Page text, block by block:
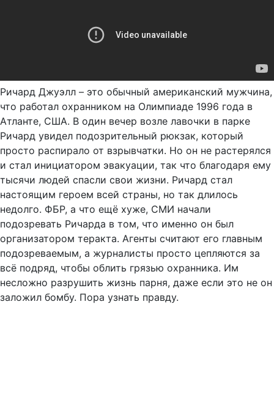
Ричард Джуэлл – это обычный американский мужчина,
что работал охранником на Олимпиаде 1996 года в
Атланте, США. В один вечер возле лавочки в парке
Ричард увидел подозрительный рюкзак, который
просто распирало от взрывчатки. Но он не растерялся
и стал инициатором эвакуации, так что благодаря ему
тысячи людей спасли свои жизни. Ричард стал
настоящим героем всей страны, но так длилось
недолго. ФБР, а что ещё хуже, СМИ начали
подозревать Ричарда в том, что именно он был
организатором теракта. Агенты считают его главным
подозреваемым, а журналисты просто цепляются за
всё подряд, чтобы облить грязью охранника. Им
несложно разрушить жизнь парня, даже если это не он
заложил бомбу. Пора узнать правду.